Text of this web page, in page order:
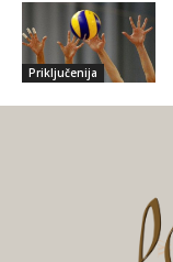
Priključenija